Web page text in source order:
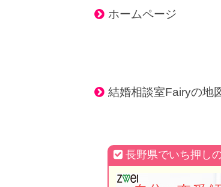
ホームページ
結婚相談室Fairyの地
長野県でいち押し